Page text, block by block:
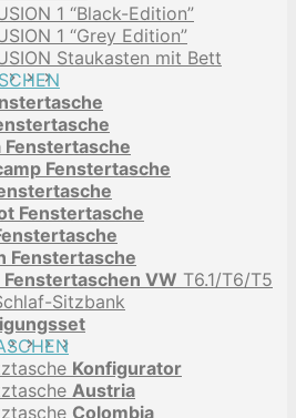
1 “Black-Edition”
1 “Grey Edition”
Staukasten mit Bett
Fenstertasche
Fenstertasche
Fenstertasche
Fenstertasche
Fenstertaschen VW T6.1/T6/T5
Sitzbank
Konfigurator
Austria
Colombia